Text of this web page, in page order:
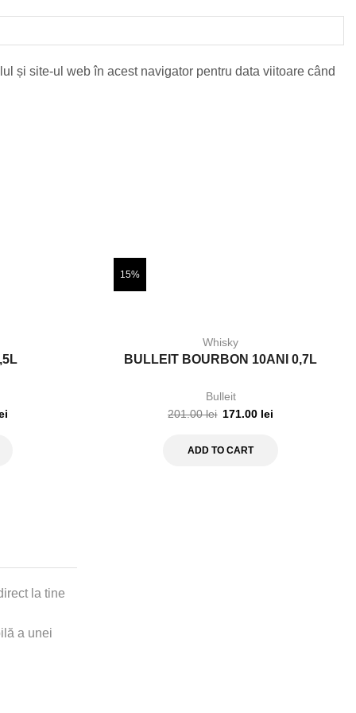
și site-ul web în acest navigator pentru data viitoare când
15%
Whisky
BULLEIT BOURBON 10ANI 0,7L
Bulleit
201.00lei 171.00 lei
ADD TO CART
la tine
a unei